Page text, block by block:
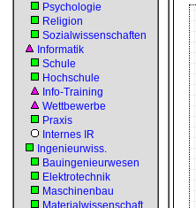
Psychologie
Religion
Sozialwissenschaften
Informatik
Schule
Hochschule
Info-Training
Wettbewerbe
Praxis
Internes IR
Ingenieurwiss.
Bauingenieurwesen
Elektrotechnik
Maschinenbau
Materialwissenschaft